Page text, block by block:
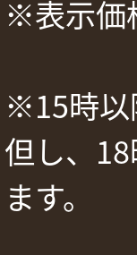
※表示価
※15時以
但し、
ます。